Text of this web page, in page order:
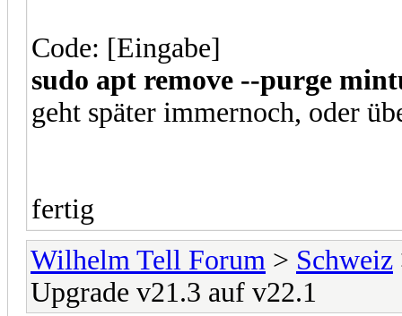
Code: [Eingabe]
sudo apt remove --purge
geht später immernoch, oder
fertig
Wilhelm Tell Forum > Schweiz
Upgrade v21.3 auf v22.1